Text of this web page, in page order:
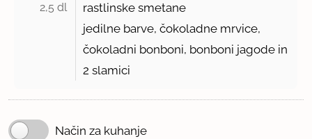
2,5 dl
rastlinske smetane
jedilne barve, čokoladne mrvice,
čokoladni bonboni, bonboni jagode in
2 slamici
Način za kuhanje